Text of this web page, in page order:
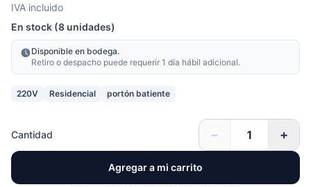
IVA incluido
En stock (8 unidades)
Disponible en bodega.
Retiro o despacho puede requerir 1 día hábil adicional.
220V Residencial portón batiente
Cantidad − +
Agregar a mi carrito